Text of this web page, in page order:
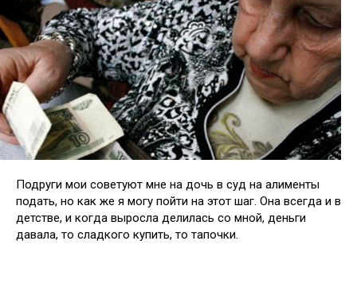
Подруги мои советуют мне на дочь в суд на алименты
подать, но как же я могу пойти на этот шаг. Она всегда и в
детстве, и когда выросла делилась со мной, деньги
давала, то сладкого купить, то тапочки.